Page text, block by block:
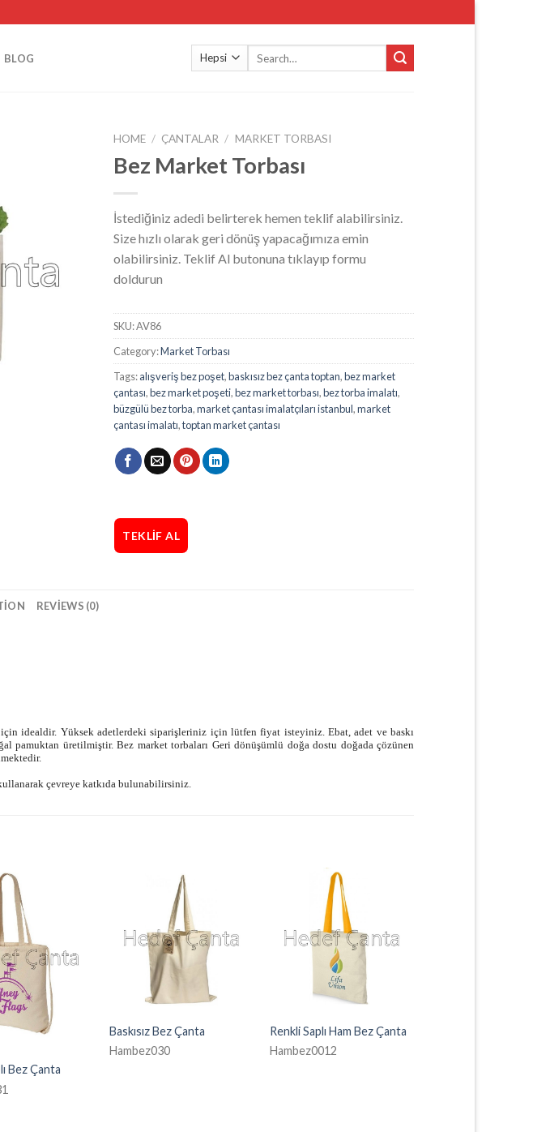
BLOG
Search
HOME / ÇANTALAR / MARKET TORBASI
Bez Market Torbası
İstediğiniz adedi belirterek hemen teklif alabilirsiniz.
Size hızlı olarak geri dönüş yapacağımıza emin
olabilirsiniz. Teklif Al butonuna tıklayıp formu
doldurun
SKU:AV86
Category:Market Torbası
Tags:alışveriş bez poşet,baskısız bez çanta toptan,bez market
çantası,bez market poşeti,bez market torbası,bez torba imalatı,
büzgülü bez torba,market çantası imalatçıları istanbul,market
çantası imalatı,toptan market çantası
TEKLIF AL
REVIEWS (0)
idealdir. Yüksek adetlerdeki siparişleriniz için lütfen fiyat isteyiniz. Ebat, adet ve baskı
pamuktan üretilmiştir. Bez market torbaları Geri dönüşümlü doğa dostu doğada çözünen
çevreye katkıda bulunabilirsiniz.
Bez Çanta
Baskısız Bez Çanta
Hambez030
Renkli Saplı Ham Bez Çanta
Hambez0012